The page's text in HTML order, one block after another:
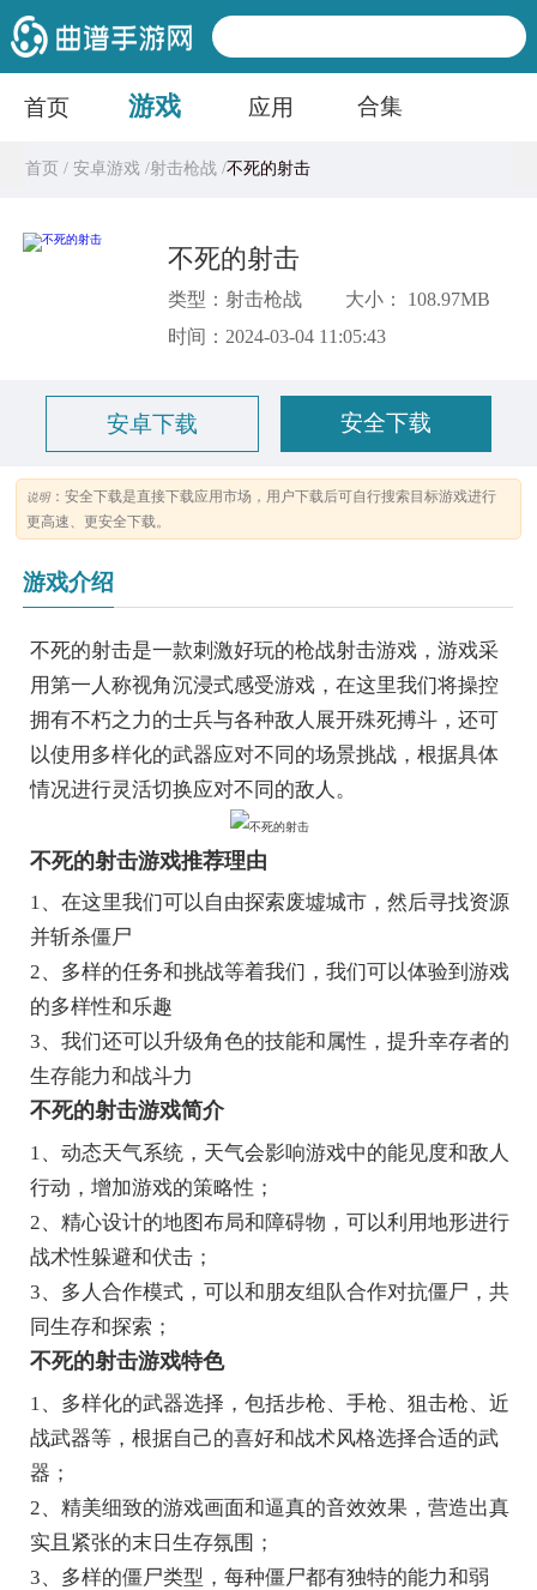
首页 游戏 应用 合集
首页 /安卓游戏 /射击枪战 /不死的射击
不死的射击
类型：射击枪战
大小： 108.97MB
时间：2024-03-04 11:05:43
安卓下载 安全下载
说明：安全下载是直接下载应用市场，用户下载后可自行搜索目标游戏进行
更高速、更安全下载。
游戏介绍
不死的射击是一款刺激好玩的枪战射击游戏，游戏采
用第一人称视角沉浸式感受游戏，在这里我们将操控
拥有不朽之力的士兵与各种敌人展开殊死搏斗，还可
以使用多样化的武器应对不同的场景挑战，根据具体
情况进行灵活切换应对不同的敌人。
不死的射击游戏推荐理由
1、在这里我们可以自由探索废墟城市，然后寻找资源
并斩杀僵尸
2、多样的任务和挑战等着我们，我们可以体验到游戏
的多样性和乐趣
3、我们还可以升级角色的技能和属性，提升幸存者的
生存能力和战斗力
不死的射击游戏简介
1、动态天气系统，天气会影响游戏中的能见度和敌人
行动，增加游戏的策略性；
2、精心设计的地图布局和障碍物，可以利用地形进行
战术性躲避和伏击；
3、多人合作模式，可以和朋友组队合作对抗僵尸，共
同生存和探索；
不死的射击游戏特色
1、多样化的武器选择，包括步枪、手枪、狙击枪、近
战武器等，根据自己的喜好和战术风格选择合适的武
器；
2、精美细致的游戏画面和逼真的音效效果，营造出真
实且紧张的末日生存氛围；
3、多样的僵尸类型，每种僵尸都有独特的能力和弱